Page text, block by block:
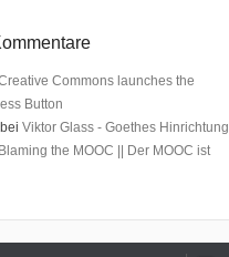
Commons launches the
Button
Viktor Glass - Goethes Hinrichtung
Blaming the MOOC || Der MOOC ist